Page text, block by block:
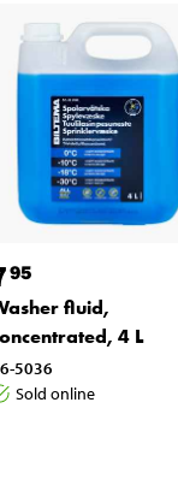
95
fluid,
4 L
5036
Sold online